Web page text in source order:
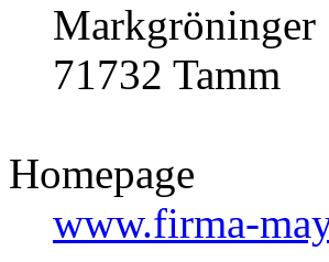
Markgröninger
71732 Tamm
Homepage
www.firma-